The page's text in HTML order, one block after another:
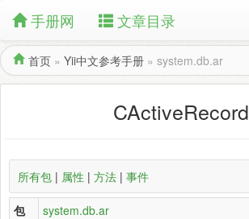
手册网 文章目录
首页 » Yii中文参考手册 » system.db.ar
CActiveRecord
所有包 | 属性 | 方法 | 事件
包
system.db.ar